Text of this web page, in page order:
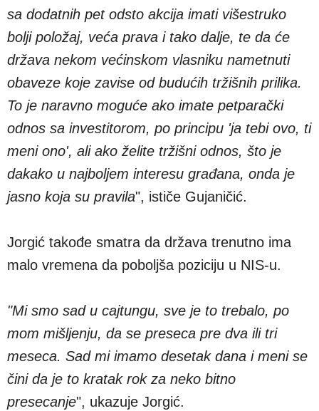
sa dodatnih pet odsto akcija imati višestruko
bolji položaj, veća prava i tako dalje, te da će
država nekom većinskom vlasniku nametnuti
obaveze koje zavise od budućih tržišnih prilika.
To je naravno moguće ako imate petparački
odnos sa investitorom, po principu 'ja tebi ovo, ti
meni ono', ali ako želite tržišni odnos, što je
dakako u najboljem interesu građana, onda je
jasno koja su pravila", ističe Gujaničić.
Jorgić takođe smatra da država trenutno ima
malo vremena da poboljša poziciju u NIS-u.
"Mi smo sad u cajtungu, sve je to trebalo, po
mom mišljenju, da se preseca pre dva ili tri
meseca. Sad mi imamo desetak dana i meni se
čini da je to kratak rok za neko bitno
presecanje", ukazuje Jorgić.